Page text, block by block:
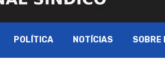
POLÍTICA NOTÍCIAS SOBRE